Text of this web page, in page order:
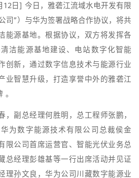
12日] 今日，雅砻江流域水电开发有限
司”）与华为签署战略合作协议，将共
能源基地。根据协议，双方将发挥各
洁能源基地建设、电站数字化智能
创新，通过数字信息技术与能源行业
业智慧升级，打造享誉中外的雅砻江
，副总经理何胜明，总工程师张鹏，
为数字能源技术有限公司总裁侯金
限公司首席运营官、智能光伏业务总
总经理彭雄基等一行出席活动并见证
理孙文良，华为公司川藏数字能源业